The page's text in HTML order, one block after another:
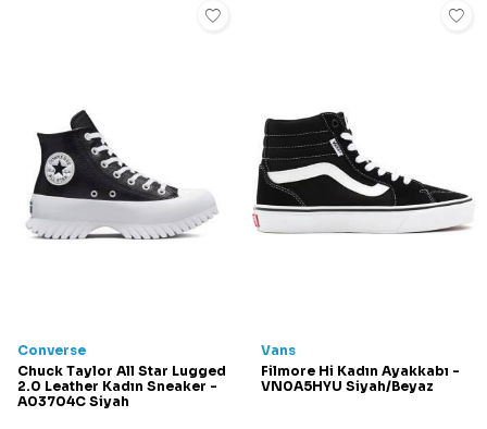
Converse
Chuck Taylor All Star Lugged
2.0 Leather Kadın Sneaker -
A03704C Siyah
Vans
Filmore Hi Kadın Ayakkabı -
VN0A5HYU Siyah/Beyaz